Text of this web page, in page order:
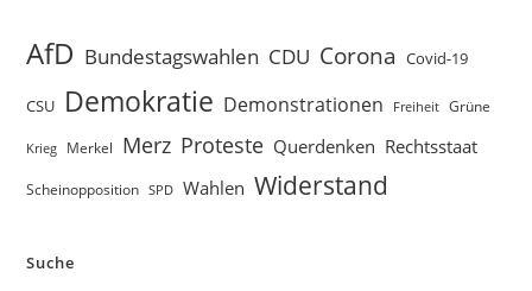
AfD Bundestagswahlen CDU Corona Covid-19
CSU Demokratie Demonstrationen Freiheit Grüne
Krieg Merkel Merz Proteste Querdenken Rechtsstaat
Scheinopposition SPD Wahlen Widerstand
Suche